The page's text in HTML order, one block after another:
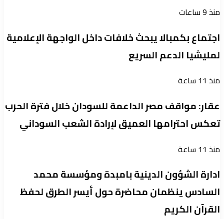
منذ 9 ساعات
اجتماع بكمبالا يبحث خلافات داخل الواجهة الإعلامية
لمليشيا الدعم السريع
منذ 11 ساعة
عقار: مواقف مصر الداعمة للسودان خلال فترة الحرب
تعكس احترامها العميق لإرادة الشعب السوداني
منذ 11 ساعة
ادارة الشؤون الدينية بامبدة ومؤسسة محمد
السادس ينظمان محاضرة حول أيسر الطرق لحفظ
القرآن الكريم